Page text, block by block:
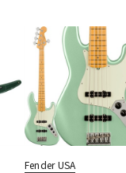
Fender USA